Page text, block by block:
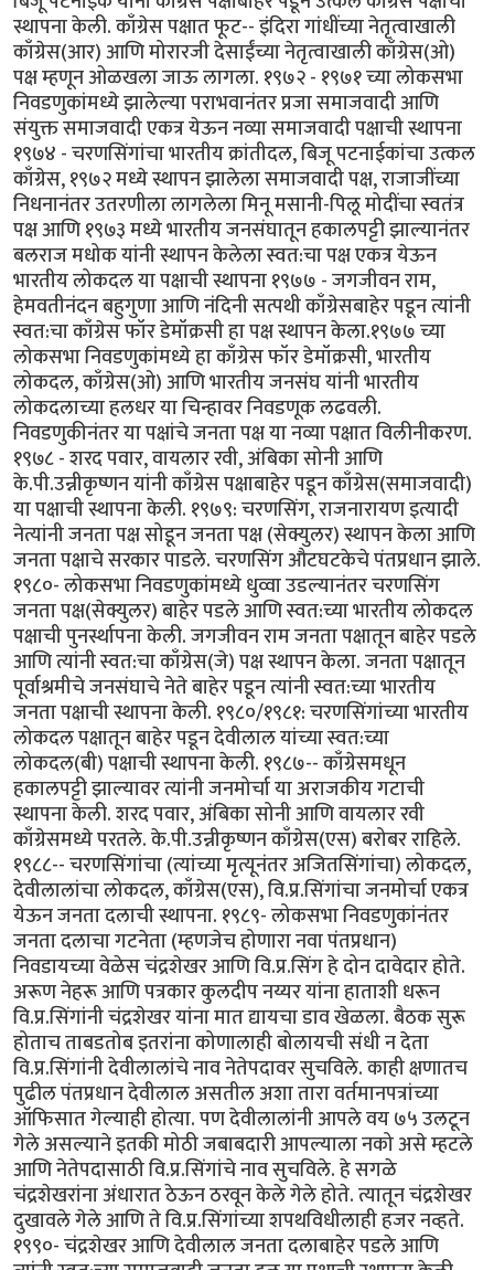
स्थापना केली. काँग्रेस पक्षात फूट-- इंदिरा गांधींच्या नेतृत्वाखाली
काँग्रेस(आर) आणि मोरारजी देसाईंच्या नेतृत्वाखाली काँग्रेस(ओ)
पक्ष म्हणून ओळखला जाऊ लागला. १९७२ - १९७१ च्या लोकसभा
निवडणुकांमध्ये झालेल्या पराभवानंतर प्रजा समाजवादी आणि
संयुक्त समाजवादी एकत्र येऊन नव्या समाजवादी पक्षाची स्थापना
१९७४ - चरणसिंगांचा भारतीय क्रांतीदल, बिजू पटनाईकांचा उत्कल
काँग्रेस, १९७२ मध्ये स्थापन झालेला समाजवादी पक्ष, राजाजींच्या
निधनानंतर उतरणीला लागलेला मिनू मसानी-पिलू मोदींचा स्वतंत्र
पक्ष आणि १९७३ मध्ये भारतीय जनसंघातून हकालपट्टी झाल्यानंतर
बलराज मधोक यांनी स्थापन केलेला स्वत:चा पक्ष एकत्र येऊन
भारतीय लोकदल या पक्षाची स्थापना १९७७ - जगजीवन राम,
हेमवतीनंदन बहुगुणा आणि नंदिनी सत्पथी काँग्रेसबाहेर पडून त्यांनी
स्वत:चा काँग्रेस फॉर डेमॉक्रसी हा पक्ष स्थापन केला.१९७७ च्या
लोकसभा निवडणुकांमध्ये हा काँग्रेस फॉर डेमॉक्रसी, भारतीय
लोकदल, काँग्रेस(ओ) आणि भारतीय जनसंघ यांनी भारतीय
लोकदलाच्या हलधर या चिन्हावर निवडणूक लढवली.
निवडणुकीनंतर या पक्षांचे जनता पक्ष या नव्या पक्षात विलीनीकरण.
१९७८ - शरद पवार, वायलार रवी, अंबिका सोनी आणि
के.पी.उन्नीकृष्णन यांनी काँग्रेस पक्षाबाहेर पडून काँग्रेस(समाजवादी)
या पक्षाची स्थापना केली. १९७९: चरणसिंग, राजनारायण इत्यादी
नेत्यांनी जनता पक्ष सोडून जनता पक्ष (सेक्युलर) स्थापन केला आणि
जनता पक्षाचे सरकार पाडले. चरणसिंग औटघटकेचे पंतप्रधान झाले.
१९८०- लोकसभा निवडणुकांमध्ये धुव्वा उडल्यानंतर चरणसिंग
जनता पक्ष(सेक्युलर) बाहेर पडले आणि स्वत:च्या भारतीय लोकदल
पक्षाची पुनर्स्थापना केली. जगजीवन राम जनता पक्षातून बाहेर पडले
आणि त्यांनी स्वत:चा काँग्रेस(जे) पक्ष स्थापन केला. जनता पक्षातून
पूर्वाश्रमीचे जनसंघाचे नेते बाहेर पडून त्यांनी स्वत:च्या भारतीय
जनता पक्षाची स्थापना केली. १९८०/१९८१: चरणसिंगांच्या भारतीय
लोकदल पक्षातून बाहेर पडून देवीलाल यांच्या स्वत:च्या
लोकदल(बी) पक्षाची स्थापना केली. १९८७-- काँग्रेसमधून
हकालपट्टी झाल्यावर त्यांनी जनमोर्चा या अराजकीय गटाची
स्थापना केली. शरद पवार, अंबिका सोनी आणि वायलार रवी
काँग्रेसमध्ये परतले. के.पी.उन्नीकृष्णन काँग्रेस(एस) बरोबर राहिले.
१९८८-- चरणसिंगांचा (त्यांच्या मृत्यूनंतर अजितसिंगांचा) लोकदल,
देवीलालांचा लोकदल, काँग्रेस(एस), वि.प्र.सिंगांचा जनमोर्चा एकत्र
येऊन जनता दलाची स्थापना. १९८९- लोकसभा निवडणुकांनंतर
जनता दलाचा गटनेता (म्हणजेच होणारा नवा पंतप्रधान)
निवडायच्या वेळेस चंद्रशेखर आणि वि.प्र.सिंग हे दोन दावेदार होते.
अरूण नेहरू आणि पत्रकार कुलदीप नय्यर यांना हाताशी धरून
वि.प्र.सिंगांनी चंद्रशेखर यांना मात द्यायचा डाव खेळला. बैठक सुरू
होताच ताबडतोब इतरांना कोणालाही बोलायची संधी न देता
वि.प्र.सिंगांनी देवीलालांचे नाव नेतेपदावर सुचविले. काही क्षणातच
पुढील पंतप्रधान देवीलाल असतील अशा तारा वर्तमानपत्रांच्या
ऑफिसात गेल्याही होत्या. पण देवीलालांनी आपले वय ७५ उलटून
गेले असल्याने इतकी मोठी जबाबदारी आपल्याला नको असे म्हटले
आणि नेतेपदासाठी वि.प्र.सिंगांचे नाव सुचविले. हे सगळे
चंद्रशेखरांना अंधारात ठेऊन ठरवून केले गेले होते. त्यातून चंद्रशेखर
दुखावले गेले आणि ते वि.प्र.सिंगांच्या शपथविधीलाही हजर नव्हते.
१९९०- चंद्रशेखर आणि देवीलाल जनता दलाबाहेर पडले आणि